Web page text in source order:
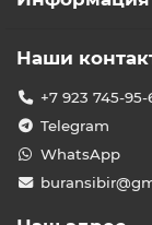
баллона,
колёсики
Наши
+7 923 745-95-
Telegram
WhatsApp